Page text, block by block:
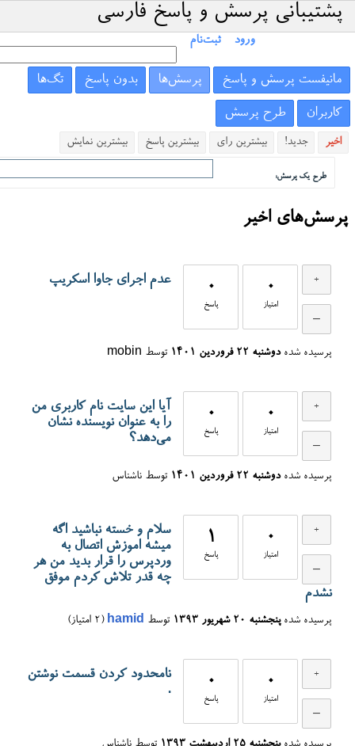
پشتیبانی پرسش و پاسخ فارسی
ورود ثبت‌نام
مانیفست پرسش و پاسخ پرسش‌ها بدون پاسخ تگ‌ها
کاربران طرح پرسش
اخیر جدید! بیشترین رای بیشترین پاسخ بیشترین نمایش
طرح یک پرسش:
پرسش‌های اخیر
0
امتیاز
0
پاسخ
عدم اجرای جاوا اسکریپ
پرسیده شده دوشنبه ۲۲ فروردین ۱۴۰۱ توسط mobin
0
امتیاز
0
پاسخ
آیا این سایت نام کاربری من
را به عنوان نویسنده نشان
می‌دهد؟
پرسیده شده دوشنبه ۲۲ فروردین ۱۴۰۱ توسط ناشناس
0
امتیاز
1
پاسخ
سلام و خسته نباشید اگه
میشه اموزش اتصال به
وردپرس را قرار بدید من هر
چه قدر تلاش کردم موفق
نشدم
پرسیده شده پنجشنبه ۲۰ شهریور ۱۳۹۳ توسط hamid
(
2 امتیاز)
0
امتیاز
0
پاسخ
نامحدود کردن قسمت نوشتن
.